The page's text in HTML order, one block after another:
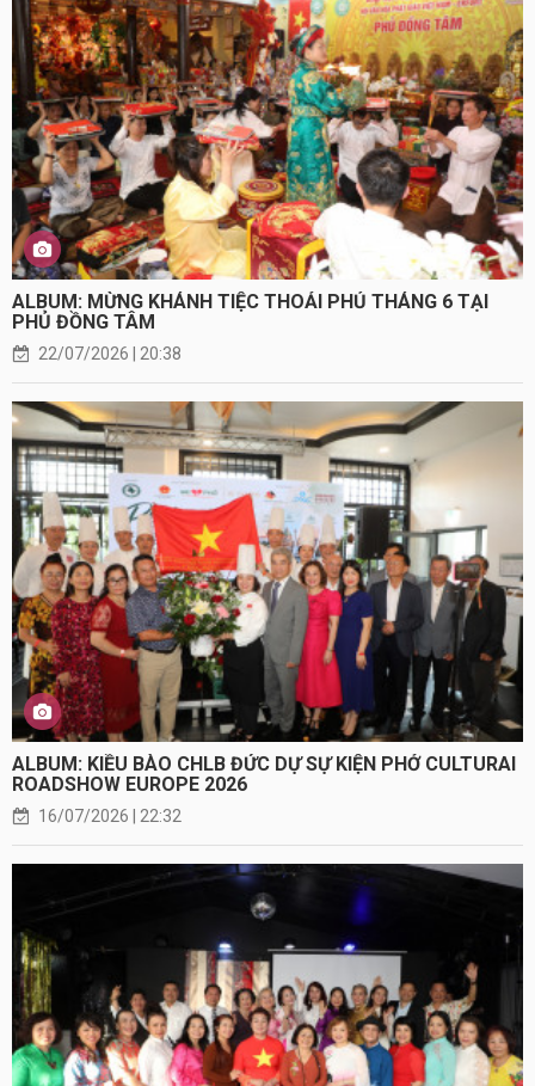
ALBUM: MỪNG KHÁNH TIỆC THOẢI PHỦ THÁNG 6 TẠI
PHỦ ĐỒNG TÂM
22/07/2026 | 20:38
ALBUM: KIỀU BÀO CHLB ĐỨC DỰ SỰ KIỆN PHỞ CULTURAI
ROADSHOW EUROPE 2026
16/07/2026 | 22:32